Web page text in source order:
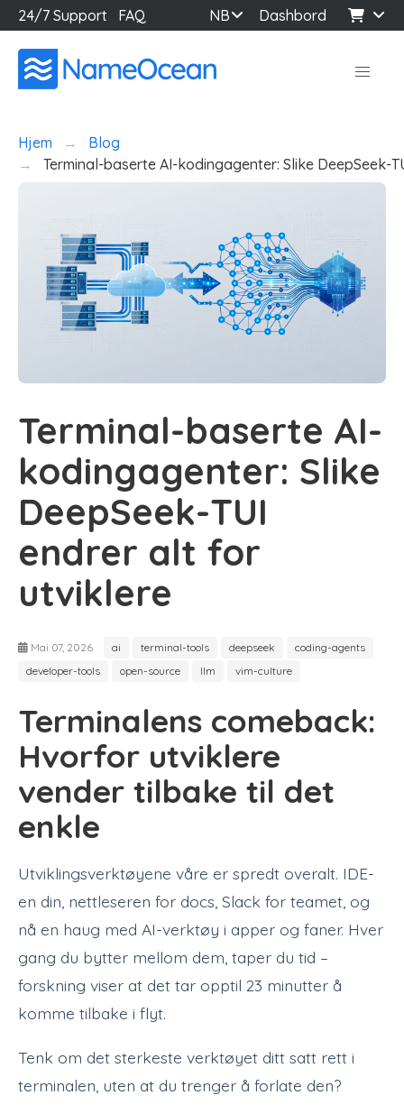
24/7 Support FAQ NB Dashbord
Hjem
Blog
Terminal-baserte AI-kodingagenter: Slike DeepSeek-
Terminal-baserte AI-
kodingagenter: Slike
DeepSeek-TUI
endrer alt for
utviklere
Mai 07, 2026 ai terminal-tools deepseek
coding-agents
developer-tools
open-source llm vim-culture
Terminalens comeback:
Hvorfor utviklere
vender tilbake til det
enkle
Utviklingsverktøyene våre er spredt overalt. IDE-
en din, nettleseren for docs, Slack for teamet, og
nå en haug med AI-verktøy i apper og faner. Hver
gang du bytter mellom dem, taper du tid –
forskning viser at det tar opptil 23 minutter å
komme tilbake i flyt.
Tenk om det sterkeste verktøyet ditt satt rett i
terminalen, uten at du trenger å forlate den?